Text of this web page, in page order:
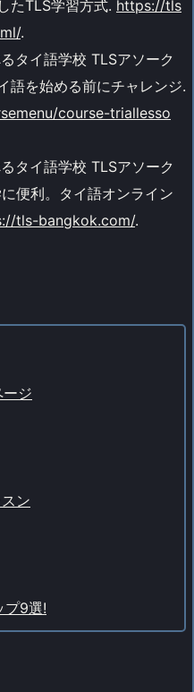
たTLS学習方式. https://tls
.
タイ語学校 TLSアソーク
語を始める前にチャレンジ.
course-triallesso
タイ語学校 TLSアソーク
便利。タイ語オンライン
tls-bangkok.com/.
ジ
ン
プ9選!